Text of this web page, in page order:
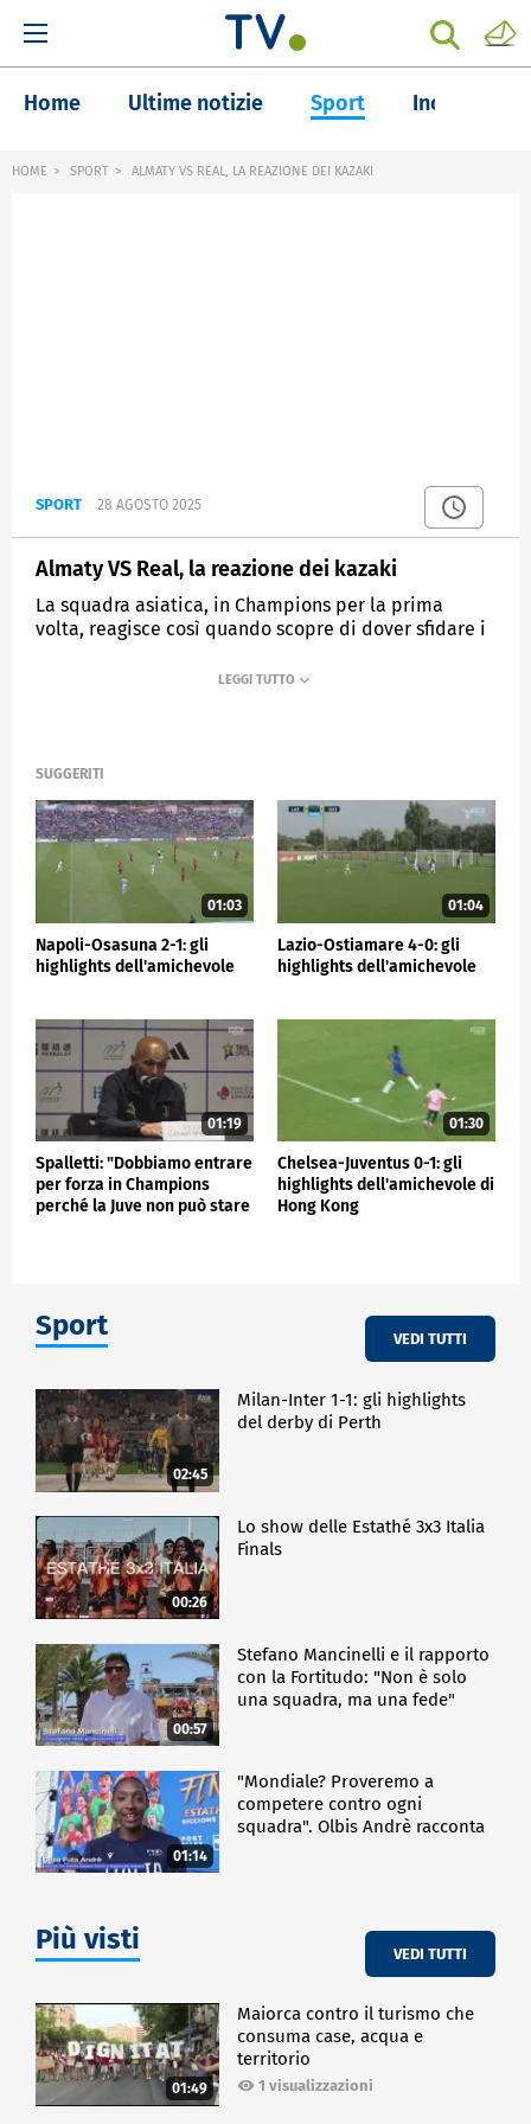
Home Ultime notizie Sport Inchieste
HOME SPORT ALMATY VS REAL, LA REAZIONE DEI KAZAKI
SPORT 28 AGOSTO 2025
Almaty VS Real, la reazione dei kazaki
La squadra asiatica, in Champions per la prima
volta, reagisce così quando scopre di dover sfidare i
SUGGERITI
01:03
Napoli-Osasuna 2-1: gli
highlights dell'amichevole
01:04
Lazio-Ostiamare 4-0: gli
highlights dell'amichevole
01:19
Spalletti: "Dobbiamo entrare
per forza in Champions
perché la Juve non può stare
01:30
Chelsea-Juventus 0-1: gli
highlights dell'amichevole di
Hong Kong
Sport VEDI TUTTI
02:45
Milan-Inter 1-1: gli highlights
del derby di Perth
00:26
Lo show delle Estathé 3x3 Italia
Finals
00:57
Stefano Mancinelli e il rapporto
con la Fortitudo: "Non è solo
una squadra, ma una fede"
01:14
"Mondiale? Proveremo a
competere contro ogni
squadra". Olbis Andrè racconta
Più visti VEDI TUTTI
01:49
Maiorca contro il turismo che
consuma case, acqua e
territorio
1 visualizzazioni